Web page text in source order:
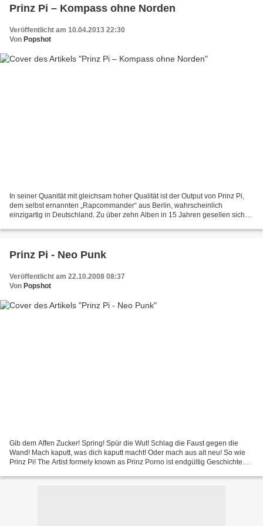
Prinz Pi – Kompass ohne Norden
Veröffentlicht am 10.04.2013 22:30
Von Popshot
In seiner Quanität mit gleichsam hoher Qualität ist der Output von Prinz Pi,
dem selbst ernannten „Rapcommander“ aus Berlin, wahrscheinlich
einzigartig in Deutschland. Zu über zehn Alben in 15 Jahren gesellen sich
Prinz Pi - Neo Punk
Veröffentlicht am 22.10.2008 08:37
Von Popshot
Gib dem Affen Zucker! Spring! Spür die Wut! Schlag die Faust gegen die
Wand! Mach kaputt, was dich kaputt macht! Oder mach aus alt neu! So wie
Prinz Pi! The Artist formely known as Prinz Porno ist endgültig Geschichte.